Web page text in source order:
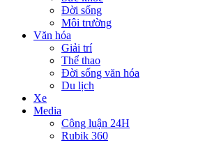
Đời sống
Môi trường
Văn hóa
Giải trí
Thể thao
Đời sống văn hóa
Du lịch
Xe
Media
Công luận 24H
Rubik 360